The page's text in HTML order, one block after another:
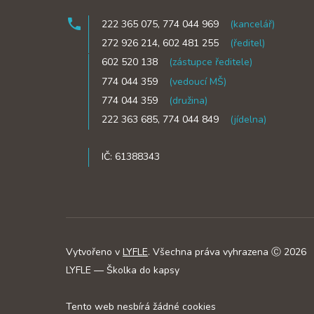
phone 222 365 075, 774 044 969 (kancelář)
272 926 214, 602 481 255 (ředitel)
602 520 138 (zástupce ředitele)
774 044 359 (vedoucí MŠ)
774 044 359 (družina)
222 363 685, 774 044 849 (jídelna)
IČ: 61388343
Vytvořeno vLYFLE. Všechna práva vyhrazena Ⓒ 2026
LYFLE — Školka do kapsy
Tento web nesbírá žádné cookies